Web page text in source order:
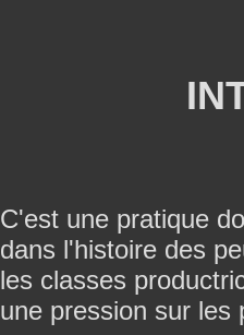
C'est une pratique
dans l'histoire des
les classes
une pression sur les